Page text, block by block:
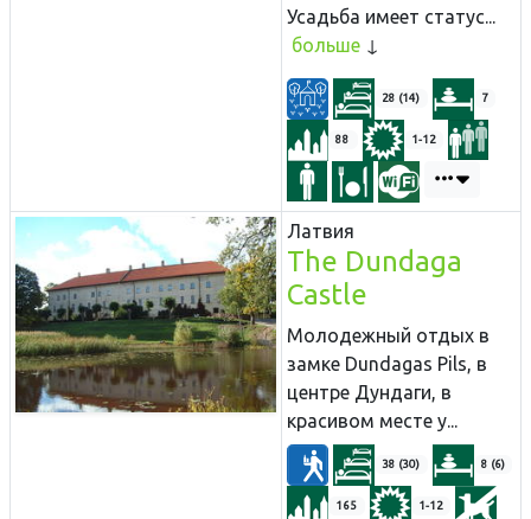
Усадьба имеет статус...
больше
28 (14) 7
88 1-12
Латвия
The Dundaga
Castle
Молодежный отдых в
замке Dundagas Pils, в
центре Дундаги, в
красивом месте у...
38 (30) 8 (6)
165 1-12